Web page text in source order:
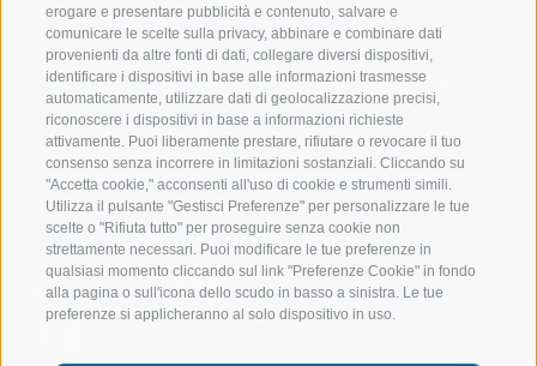
erogare e presentare pubblicità e contenuto, salvare e
comunicare le scelte sulla privacy, abbinare e combinare dati
provenienti da altre fonti di dati, collegare diversi dispositivi,
identificare i dispositivi in base alle informazioni trasmesse
automaticamente, utilizzare dati di geolocalizzazione precisi,
riconoscere i dispositivi in base a informazioni richieste
attivamente. Puoi liberamente prestare, rifiutare o revocare il tuo
consenso senza incorrere in limitazioni sostanziali. Cliccando su
"Accetta cookie," acconsenti all'uso di cookie e strumenti simili.
Utilizza il pulsante "Gestisci Preferenze" per personalizzare le tue
scelte o "Rifiuta tutto" per proseguire senza cookie non
strettamente necessari. Puoi modificare le tue preferenze in
qualsiasi momento cliccando sul link "Preferenze Cookie" in fondo
alla pagina o sull'icona dello scudo in basso a sinistra. Le tue
preferenze si applicheranno al solo dispositivo in uso.
IMPIANTI DI RISALITA
SCUOLA DI SCI RACINES
LUISL'S SKI SCHOOL A RACINES
BIKE
FONDO
ACQUA DA
SEGUICI SUI SOCIAL